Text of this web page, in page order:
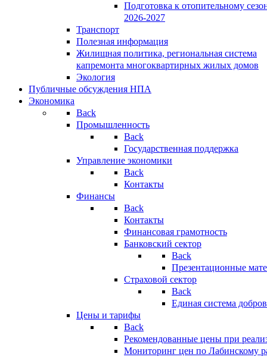
Подготовка к отопительному
2026-2027
Транспорт
Полезная информация
Жилищная политика, региональная система
капремонта многоквартирных жилых домов
Экология
Публичные обсуждения НПА
Экономика
Back
Промышленность
Back
Государственная поддержка
Управление экономики
Back
Контакты
Финансы
Back
Контакты
Финансовая грамотность
Банковский сектор
Back
Презентационные
Страховой сектор
Back
Единая система
Цены и тарифы
Back
Рекомендованные цены при
Мониторинг цен по Лабинскому